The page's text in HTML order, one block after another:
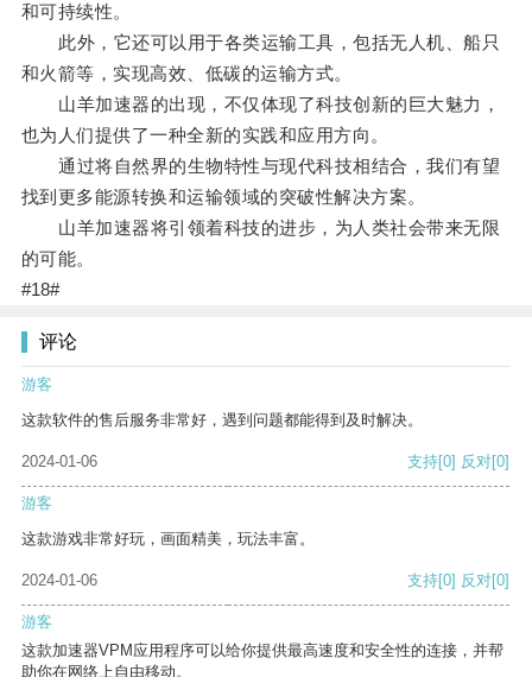
和可持续性。
此外，它还可以用于各类运输工具，包括无人机、船只
和火箭等，实现高效、低碳的运输方式。
山羊加速器的出现，不仅体现了科技创新的巨大魅力，
也为人们提供了一种全新的实践和应用方向。
通过将自然界的生物特性与现代科技相结合，我们有望
找到更多能源转换和运输领域的突破性解决方案。
山羊加速器将引领着科技的进步，为人类社会带来无限
的可能。
#18#
评论
游客
这款软件的售后服务非常好，遇到问题都能得到及时解决。
2024-01-06 支持[0] 反对[0]
游客
这款游戏非常好玩，画面精美，玩法丰富。
2024-01-06 支持[0] 反对[0]
游客
这款加速器VPM应用程序可以给你提供最高速度和安全性的连接，并帮
助你在网络上自由移动。